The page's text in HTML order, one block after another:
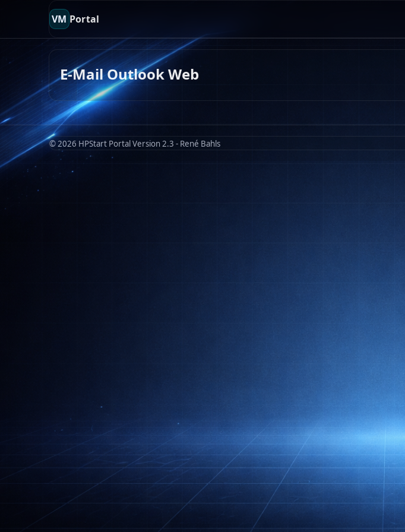
VM Portal
E-Mail Outlook Web
© 2026 HPStart Portal Version 2.3 - René Bahls